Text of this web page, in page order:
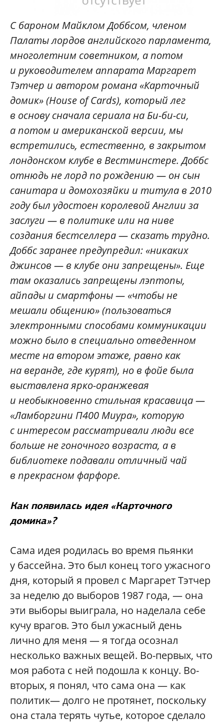
С бароном Майклом Доббсом, членом
Палаты лордов английского парламента,
многолетним советником, а потом
и руководителем аппарата Маргарет
Тэтчер и автором романа «Карточный
домик» (House of Cards), который лег
в основу сначала сериала на Би-би-си,
а потом и американской версии, мы
встретились, естественно, в закрытом
лондонском клубе в Вестминстере. Доббс
отнюдь не лорд по рождению — он сын
санитара и домохозяйки и титула в 2010
году был удостоен королевой Англии за
заслуги — в политике или на ниве
создания бестселлера — сказать трудно.
Доббс заранее предупредил: «никаких
джинсов — в клубе они запрещены». Еще
там оказались запрещены лэптопы,
айпады и смартфоны — «чтобы не
мешали общению» (пользоваться
электронными способами коммуникации
можно было в специально отведенном
месте на втором этаже, равно как
на веранде, где курят), но в фойе была
выставлена ярко-оранжевая
и необыкновенно стильная красавица —
«Ламборгини П400 Миура», которую
с интересом рассматривали люди все
больше не гоночного возраста, а в
библиотеке подавали отличный чай
в прекрасном фарфоре.
Как появилась идея «Карточного
домика»?
Сама идея родилась во время пьянки
у бассейна. Это был конец того ужасного
дня, который я провел с Маргарет Тэтчер
за неделю до выборов 1987 года, — она
эти выборы выиграла, но наделала себе
кучу врагов. Это был ужасный день
лично для меня — я тогда осознал
несколько важных вещей. Во-первых, что
моя работа с ней подошла к концу. Во-
вторых, я понял, что сама она — как
политик— долго не протянет, поскольку
она стала терять чутье, которое сделало